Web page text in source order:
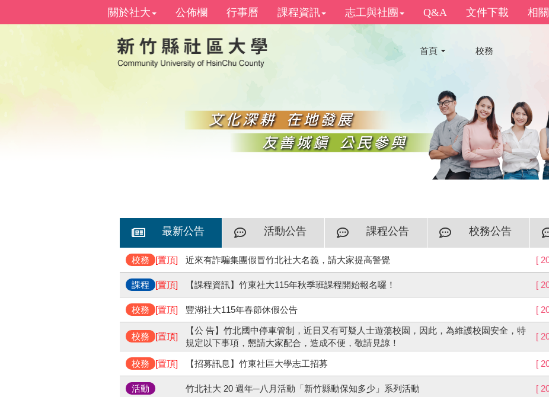
關於社大 公佈欄 行事曆 課程資訊 志工與社團 Q&A 文件下載 相
首頁 校務
最新公告 活動公告 課程公告 校務公告
校務 [置頂] 近來有詐騙集團假冒竹北社大名義，請大家提高警覺 [
課程 [置頂] 【課程資訊】竹東社大115年秋季班課程開始報名囉！ [
校務 [置頂] 豐湖社大115年春節休假公告 [
校務 [置頂]
【公 告】竹北國中停車管制，近日又有可疑人士遊蕩校園，因此，為維護校園安全，特
規定以下事項，懇請大家配合，造成不便，敬請見諒！
[
校務 [置頂] 【招募訊息】竹東社區大學志工招募 [
活動 竹北社大 20 週年─八月活動「新竹縣動保知多少」系列活動 [